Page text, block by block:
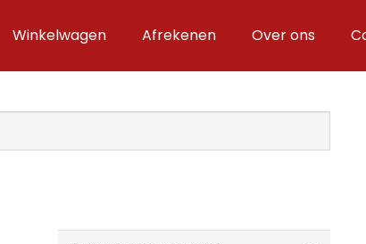
Winkelwagen Afrekenen Over ons